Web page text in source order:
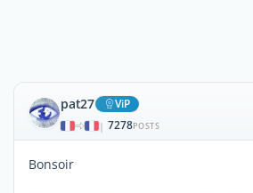
pat27 ViP
| 7278POSTS
Bonsoir